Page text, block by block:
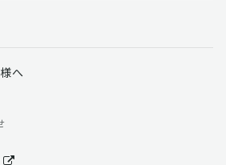
について」
個人情報問合せ窓口
平日9:00 ～ 18:00）
へ